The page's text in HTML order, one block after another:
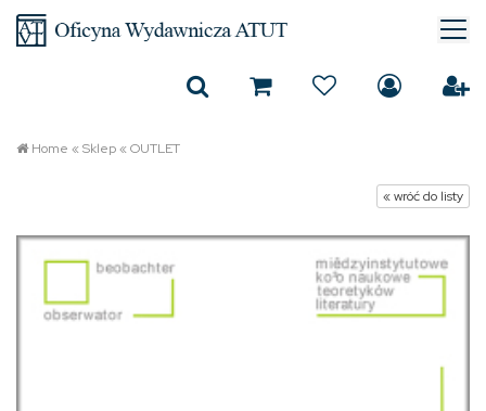
Home «Sklep«OUTLET
« wróć do listy